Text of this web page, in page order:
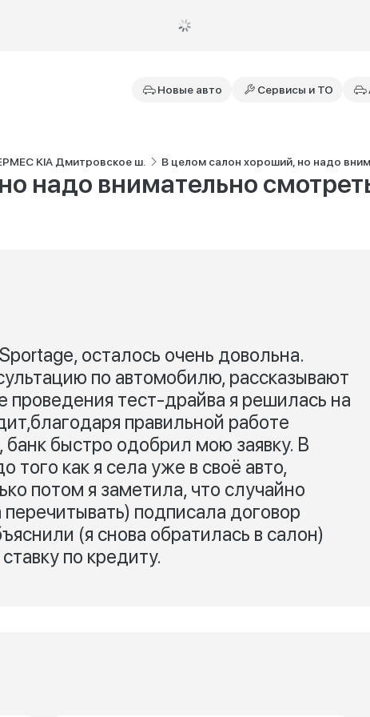
Новые авто Сервисы и ТО
KIA Дмитровское ш. В целом салон хороший, но надо
надо внимательно
осталось очень довольна.
по автомобилю, рассказывают
проведения тест-драйва я решилась на
правильной работе
быстро одобрил мою заявку. В
как я села уже в своё авто,
потом я заметила, что случайно
подписала договор
(я снова обратилась в салон)
по кредиту.